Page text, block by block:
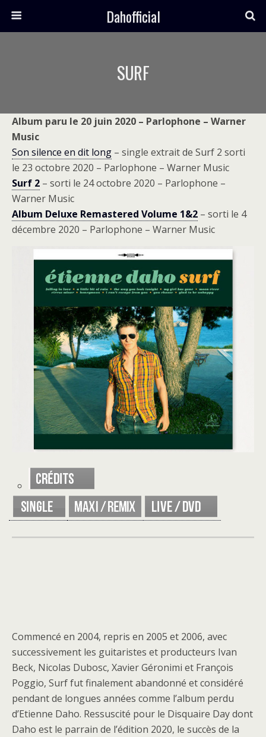
Dahofficial
SURF
Album paru le 20 juin 2020 – Parlophone – Warner
Music
Son silence en dit long – single extrait de Surf 2 sorti
le 23 octobre 2020 – Parlophone – Warner Music
Surf 2 – sorti le 24 octobre 2020 – Parlophone –
Warner Music
Album Deluxe Remastered Volume 1&2 – sorti le 4
décembre 2020 – Parlophone – Warner Music
Commencé en 2004, repris en 2005 et 2006, avec
successivement les guitaristes et producteurs Ivan
Beck, Nicolas Dubosc, Xavier Géronimi et François
Poggio, Surf fut finalement abandonné et considéré
pendant de longues années comme l’album perdu
d’Etienne Daho. Ressuscité pour le Disquaire Day dont
Daho est le parrain de l’édition 2020, le succès de la